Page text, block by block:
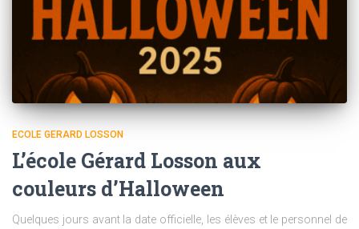
ECOLE GERARD LOSSON
L’école Gérard Losson aux
couleurs d’Halloween
Quelques jours avant la date officielle, les élèves et le personnel de